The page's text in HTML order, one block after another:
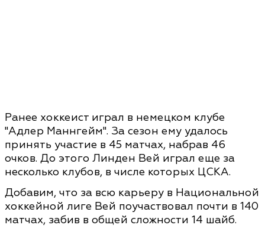
Ранее хоккеист играл в немецком клубе
"Адлер Маннгейм". За сезон ему удалось
принять участие в 45 матчах, набрав 46
очков. До этого Линден Вей играл еще за
несколько клубов, в числе которых ЦСКА.
Добавим, что за всю карьеру в Национальной
хоккейной лиге Вей поучаствовал почти в 140
матчах, забив в общей сложности 14 шайб.